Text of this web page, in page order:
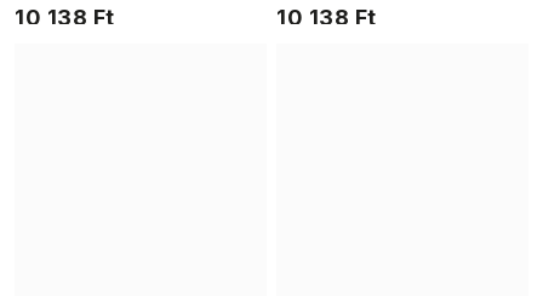
10 138 Ft
pántokkal
10 138 Ft
pántokkal